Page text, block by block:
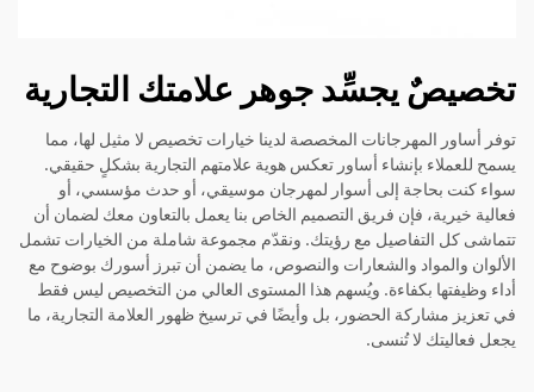
تخصيصٌ يجسِّد جوهر علامتك التجارية
توفر أساور المهرجانات المخصصة لدينا خيارات تخصيص لا مثيل لها، مما
يسمح للعملاء بإنشاء أساور تعكس هوية علامتهم التجارية بشكلٍ حقيقي.
سواء كنت بحاجة إلى أسوار لمهرجان موسيقي، أو حدث مؤسسي، أو
فعالية خيرية، فإن فريق التصميم الخاص بنا يعمل بالتعاون معك لضمان أن
تتماشى كل التفاصيل مع رؤيتك. ونقدّم مجموعة شاملة من الخيارات تشمل
الألوان والمواد والشعارات والنصوص، ما يضمن أن تبرز أسورك بوضوح مع
أداء وظيفتها بكفاءة. ويُسهم هذا المستوى العالي من التخصيص ليس فقط
في تعزيز مشاركة الحضور، بل وأيضًا في ترسيخ ظهور العلامة التجارية، ما
يجعل فعاليتك لا تُنسى.